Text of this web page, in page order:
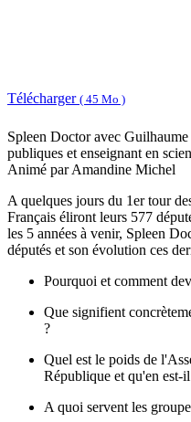
Télécharger ( 45 Mo )
Spleen Doctor avec
publiques et enseignant en
Animé par Amandine Michel
A quelques jours du 1er tour
Français éliront leurs 577
les 5 années à venir, Spleen
députés et son évolution ces
Pourquoi et comment
Que signifient
?
Quel est le poids de
République et qu'en est-
A quoi servent les